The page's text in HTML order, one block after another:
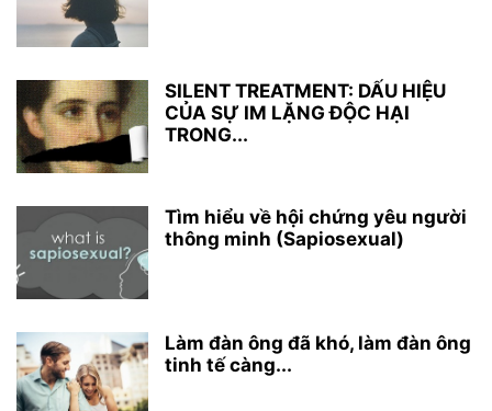
SILENT TREATMENT: DẤU HIỆU
CỦA SỰ IM LẶNG ĐỘC HẠI
TRONG...
Tìm hiểu về hội chứng yêu người
thông minh (Sapiosexual)
Làm đàn ông đã khó, làm đàn ông
tinh tế càng...